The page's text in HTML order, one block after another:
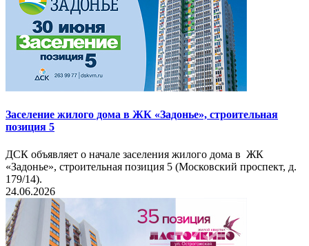
Заселение жилого дома в ЖК «Задонье», строительная
позиция 5
ДСК объявляет о начале заселения жилого дома в ЖК
«Задонье», строительная позиция 5 (Московский проспект, д.
179/14).
24.06.2026